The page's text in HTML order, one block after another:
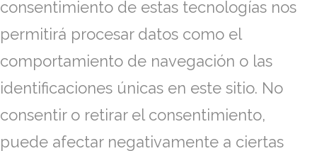
consentimiento de estas tecnologías nos
permitirá procesar datos como el
comportamiento de navegación o las
identificaciones únicas en este sitio. No
consentir o retirar el consentimiento,
puede afectar negativamente a ciertas